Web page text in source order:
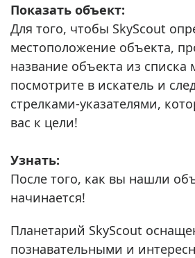
Показать объект:
Для того, чтобы SkyScout
местоположение объекта,
название объекта из списка
посмотрите в искатель и
стрелками-указателями,
вас к цели!
Узнать:
После того, как вы нашли
начинается!
Планетарий SkyScout
познавательными и